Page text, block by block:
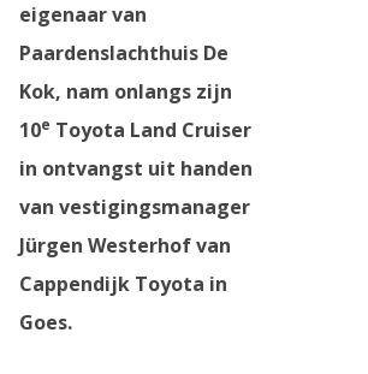
eigenaar van
Paardenslachthuis De
Kok, nam onlangs zijn
10e Toyota Land Cruiser
in ontvangst uit handen
van vestigingsmanager
Jürgen Westerhof van
Cappendijk Toyota in
Goes.